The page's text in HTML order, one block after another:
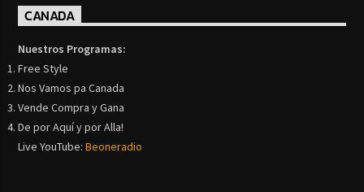
CANADA
Nuestros Programas:
Free Style
Nos Vamos pa Canada
Vende Compra y Gana
De por Aquí y por Alla!
Live YouTube:Beoneradio